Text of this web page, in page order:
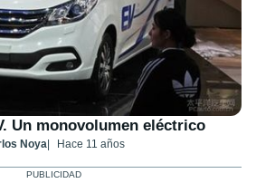
Un monovolumen eléctrico
Noya Hace 11 años